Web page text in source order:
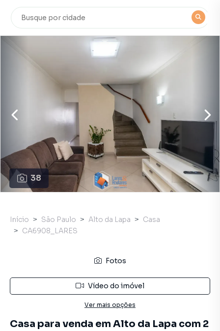
38
Início São Paulo Alto da Lapa
Casa
CA6908_LARES
Fotos
Vídeo do imóvel
Ver mais opções
Casa para venda em Alto da Lapa com 2